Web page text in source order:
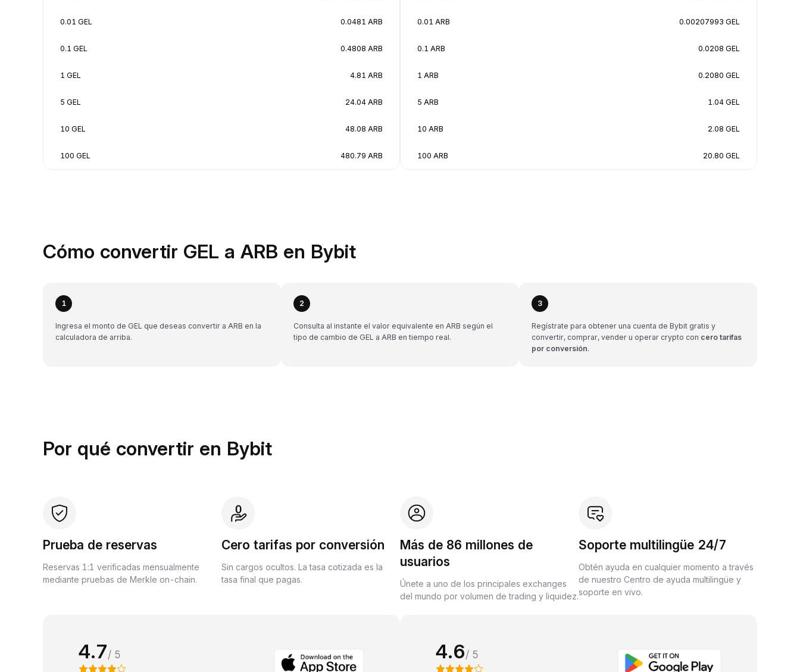
0.01 GEL 0.0481 ARB
0.1 GEL 0.4808 ARB
1 GEL 4.81 ARB
5 GEL 24.04 ARB
10 GEL 48.08 ARB
100 GEL 480.79 ARB
0.01 ARB 0.00207993 GEL
0.1 ARB 0.0208 GEL
1 ARB 0.2080 GEL
5 ARB 1.04 GEL
10 ARB 2.08 GEL
100 ARB 20.80 GEL
Cómo convertir GEL a ARB en Bybit
1
Ingresa el monto de GEL que deseas convertir a ARB en la
calculadora de arriba.
2
Consulta al instante el valor equivalente en ARB según el
tipo de cambio de GEL a ARB en tiempo real.
3
Regístrate para obtener una cuenta de Bybit gratis y
convertir, comprar, vender u operar crypto con cero tarifas
por conversión.
Por qué convertir en Bybit
Prueba de reservas
Reservas 1:1 verificadas mensualmente
mediante pruebas de Merkle on-chain.
Cero tarifas por conversión
Sin cargos ocultos. La tasa cotizada es la
tasa final que pagas.
Más de 86 millones de
usuarios
Únete a uno de los principales exchanges
del mundo por volumen de trading y liquidez.
Soporte multilingüe 24/7
Obtén ayuda en cualquier momento a través
de nuestro Centro de ayuda multilingüe y
soporte en vivo.
4.7/ 5 4.6/ 5